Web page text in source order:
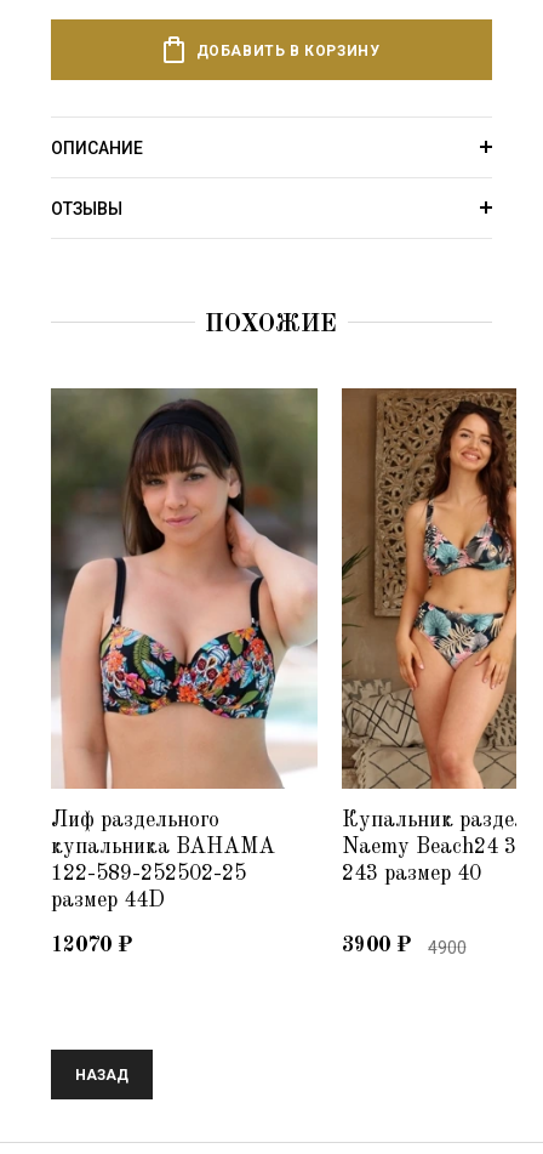
ДОБАВИТЬ В КОРЗИНУ
ОПИСАНИЕ
ОТЗЫВЫ
ПОХОЖИЕ
Лиф раздельного
купальника BAHAMA
122-589-252502-25
размер 44D
12070 ₽
Купальник
Naemy Beach24
243 размер 40
3900 ₽ 4900
НАЗАД